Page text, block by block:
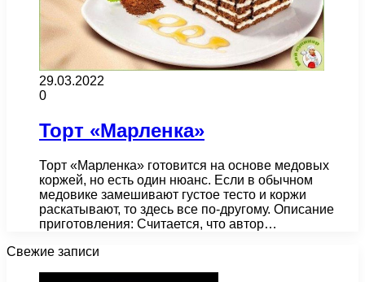
29.03.2022
0
Торт «Марленка»
Торт «Марленка» готовится на основе медовых
коржей, но есть один нюанс. Если в обычном
медовике замешивают густое тесто и коржи
раскатывают, то здесь все по-другому. Описание
приготовления: Считается, что автор…
Свежие записи